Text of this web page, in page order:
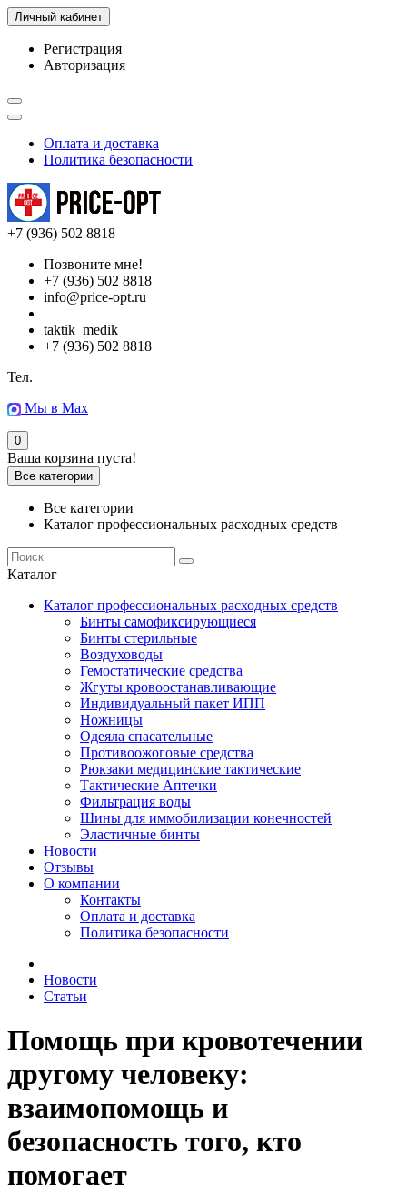
Личный кабинет
Регистрация
Авторизация
Оплата и доставка
Политика безопасности
+7 (936) 502 8818
Позвоните мне!
+7 (936) 502 8818
info@price-opt.ru
taktik_medik
+7 (936) 502 8818
Тел.
Мы в Max
0
Ваша корзина пуста!
Все категории
Все категории
Каталог профессиональных расходных средств
Каталог
Каталог профессиональных расходных средств
Бинты самофиксирующиеся
Бинты стерильные
Воздуховоды
Гемостатические средства
Жгуты кровоостанавливающие
Индивидуальный пакет ИПП
Ножницы
Одеяла спасательные
Противоожоговые средства
Рюкзаки медицинские тактические
Тактические Аптечки
Фильтрация воды
Шины для иммобилизации конечностей
Эластичные бинты
Новости
Отзывы
О компании
Контакты
Оплата и доставка
Политика безопасности
Новости
Статьи
Помощь при кровотечении
другому человеку:
взаимопомощь и
безопасность того, кто
помогает